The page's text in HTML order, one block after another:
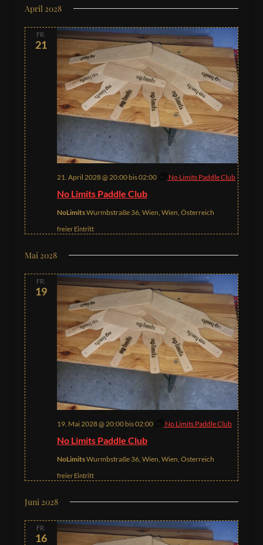
April 2028
FR.
21
No Limits Paddle Club
21. April 2028 @ 20:00bis02:00 No Limits Paddle Club
NoLimitsWurmbstraße 36, Wien, Wien, Österreich
freier Eintritt
Mai 2028
FR.
19
No Limits Paddle Club
19. Mai 2028 @ 20:00bis02:00 No Limits Paddle Club
NoLimitsWurmbstraße 36, Wien, Wien, Österreich
freier Eintritt
Juni 2028
FR.
16